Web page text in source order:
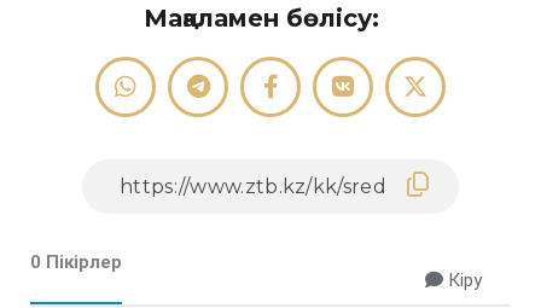
Мақаламен бөлісу:
0 Пікірлер
Кіру